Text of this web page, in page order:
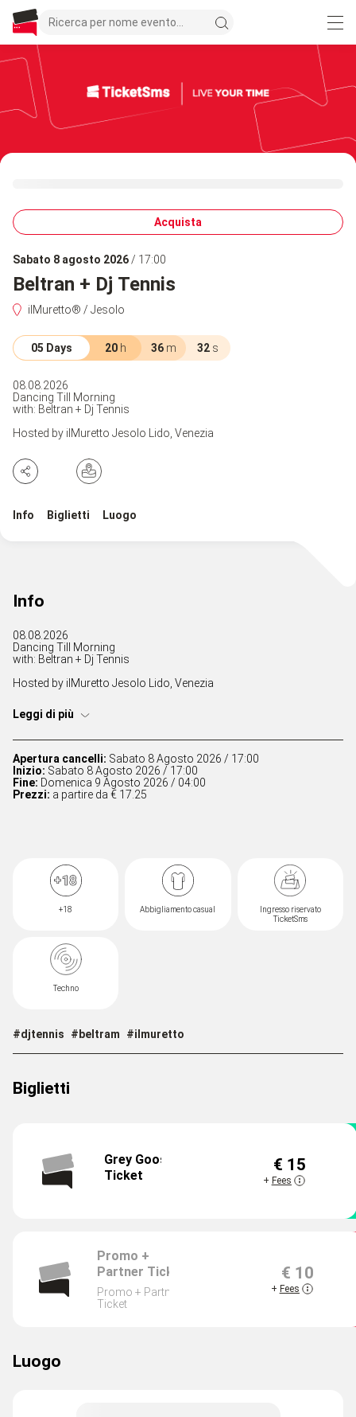
sabato 8 agosto 2026/ 17:00
Beltran + Dj Tennis
ilMuretto® / Jesolo
32 s
36 m
20 h
05 Days
08.08.2026
Dancing Till Morning
with: Beltran + Dj Tennis
Hosted by ilMuretto Jesolo Lido, Venezia
Acquista
Info Biglietti Luogo
Info
08.08.2026
Dancing Till Morning
with: Beltran + Dj Tennis
Hosted by ilMuretto Jesolo Lido, Venezia
Leggi di più
Apertura cancelli: Sabato 8 Agosto 2026 / 17:00
Inizio: Sabato 8 Agosto 2026 / 17:00
Fine: Domenica 9 Agosto 2026 / 04:00
Prezzi: a partire da € 17.25
+18 Abbigliamento casual
Ingresso riservato
TicketSms
Techno
#djtennis #beltram #ilmuretto
Biglietti
Grey Goose
Ticket
€ 15
+ Fees
DISPONIBILI
Promo +
Partner Ticket
Promo + Partner
Ticket
€ 10
+ Fees
ESAURITI
Luogo